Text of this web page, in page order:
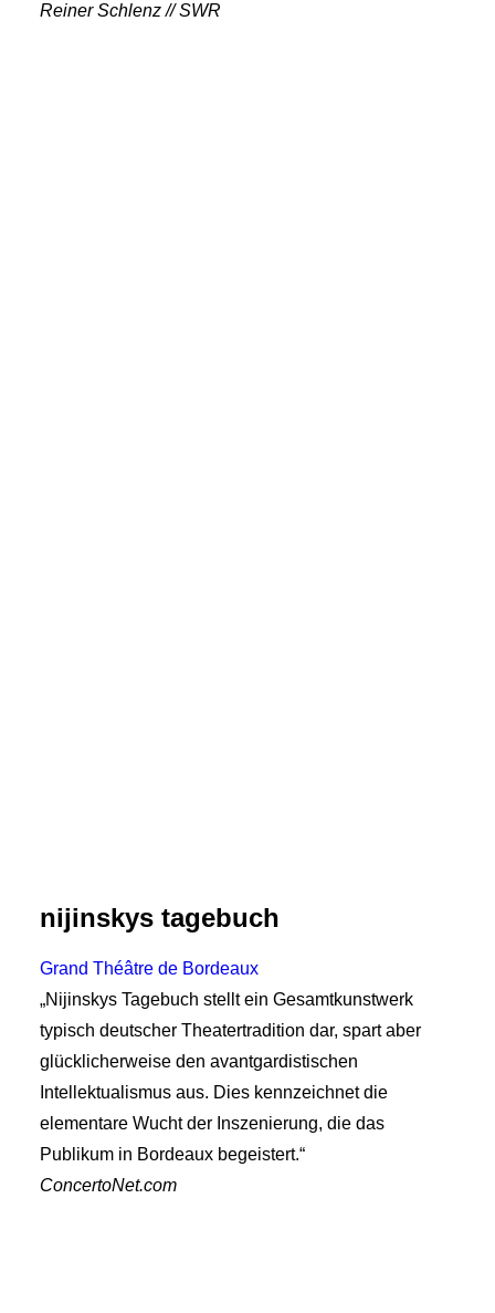
Reiner Schlenz // SWR
nijinskys tagebuch
Grand Théâtre de Bordeaux
„Nijinskys Tagebuch stellt ein Gesamtkunstwerk
typisch deutscher Theatertradition dar, spart aber
glücklicherweise den avantgardistischen
Intellektualismus aus. Dies kennzeichnet die
elementare Wucht der Inszenierung, die das
Publikum in Bordeaux begeistert.“
ConcertoNet.com